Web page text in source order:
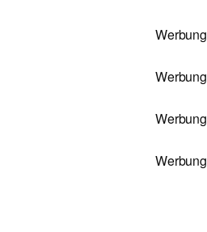
Werbung
Werbung
Werbung
Werbung